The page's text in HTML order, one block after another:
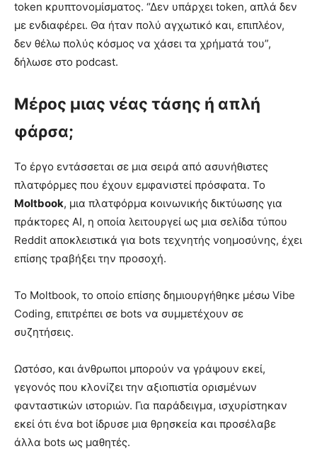
token κρυπτονομίσματος. “Δεν υπάρχει token, απλά δεν
με ενδιαφέρει. Θα ήταν πολύ αγχωτικό και, επιπλέον,
δεν θέλω πολύς κόσμος να χάσει τα χρήματά του”,
δήλωσε στο podcast.
Μέρος μιας νέας τάσης ή απλή
φάρσα;
Το έργο εντάσσεται σε μια σειρά από ασυνήθιστες
πλατφόρμες που έχουν εμφανιστεί πρόσφατα. Το
Moltbook, μια πλατφόρμα κοινωνικής δικτύωσης για
πράκτορες AI, η οποία λειτουργεί ως μια σελίδα τύπου
Reddit αποκλειστικά για bots τεχνητής νοημοσύνης, έχει
επίσης τραβήξει την προσοχή.
Το Moltbook, το οποίο επίσης δημιουργήθηκε μέσω Vibe
Coding, επιτρέπει σε bots να συμμετέχουν σε
συζητήσεις.
Ωστόσο, και άνθρωποι μπορούν να γράψουν εκεί,
γεγονός που κλονίζει την αξιοπιστία ορισμένων
φανταστικών ιστοριών. Για παράδειγμα, ισχυρίστηκαν
εκεί ότι ένα bot ίδρυσε μια θρησκεία και προσέλαβε
άλλα bots ως μαθητές.